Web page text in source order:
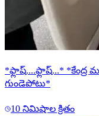
*ఫ్లాష్....ఫ్లాష్...* *కేంద్ర
గుండెపోటు*
10 నిమిషాల క్రితం